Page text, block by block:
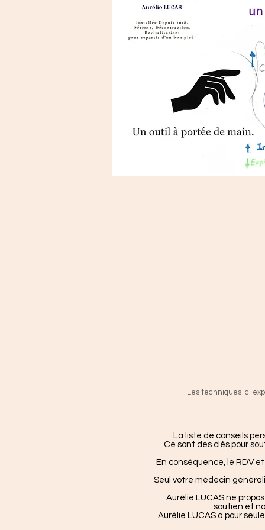
Les techniques ici
La liste de conseils
Ce sont des clés pour
En conséquence, le RDV
Seul votre médecin
Aurélie LUCAS ne
soutien et
Aurélie LUCAS a pour